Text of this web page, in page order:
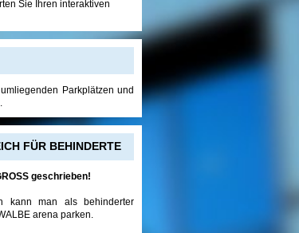
Sie Ihren interaktiven
Parkplätzen und
FÜR BEHINDERTE
geschrieben!
kann man als behinderter
arena parken.